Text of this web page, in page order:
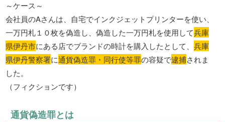
～ケース～
会社員のAさんは、自宅でインクジェットプリンターを使い、
一万円札１０枚を偽造し、偽造した一万円札を使用して兵庫
県伊丹市にある店でブランドの時計を購入したとして、兵庫
県伊丹警察署に通貨偽造罪・同行使等罪の容疑で逮捕されま
した。
（フィクションです）
通貨偽造罪とは